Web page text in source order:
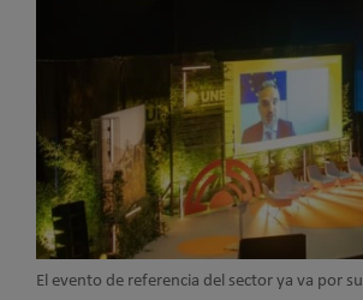
El evento de referencia del sector ya va por su